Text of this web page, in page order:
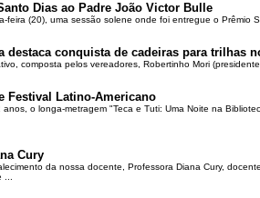
Dias ao Padre João Victor Bulle
feira (20), uma sessão solene onde foi entregue o Prêmio
destaca conquista de cadeiras para trilhas
composta pelos vereadores, Robertinho Mori
Festival Latino-Americano
o longa-metragem "Teca e Tuti: Uma Noite na
Cury
da nossa docente, Professora Diana Cury,